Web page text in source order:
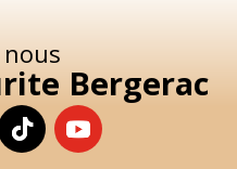
nous
Bergerac